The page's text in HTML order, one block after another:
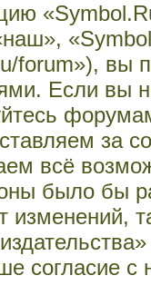
forum»), вы
Если вы
за
всё
было бы
изменений,
согласие с